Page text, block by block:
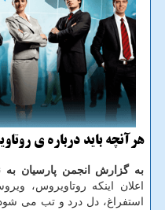
هرآنچه باید درباره ی
به گزارش انجمن پارسیان به
اعلان اینکه روتاویروس،
استفراغ، دل درد و تب می